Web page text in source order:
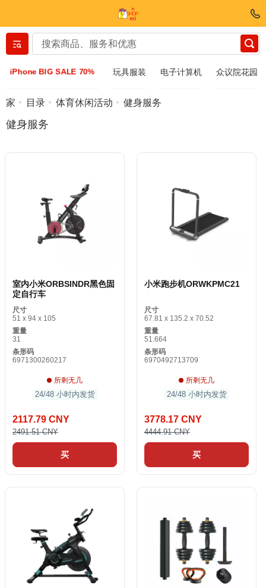
iPhone BIG SALE 70% 玩具服装 电子计算机 众议院花园
Вернуться назад
配件
Bijuteria
家 目录 体育休闲活动 健身服务
健身服务
室内小米ORBSINDR黑色固
定自行车
尺寸
51 x 94 x 105
重量
31
条形码
6971300260217
所剩无几
24/48 小时内发货
2117.79 CNY
2491.51 CNY
买
小米跑步机ORWKPMC21
尺寸
67.81 x 135.2 x 70.52
重量
51.664
条形码
6970492713709
所剩无几
24/48 小时内发货
3778.17 CNY
4444.91 CNY
买